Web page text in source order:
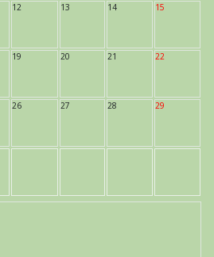
12 13 14 15
19 20 21 22
26 27 28 29